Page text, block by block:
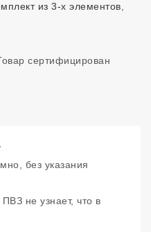
из 3-х элементов
без указания
не узнает, что в